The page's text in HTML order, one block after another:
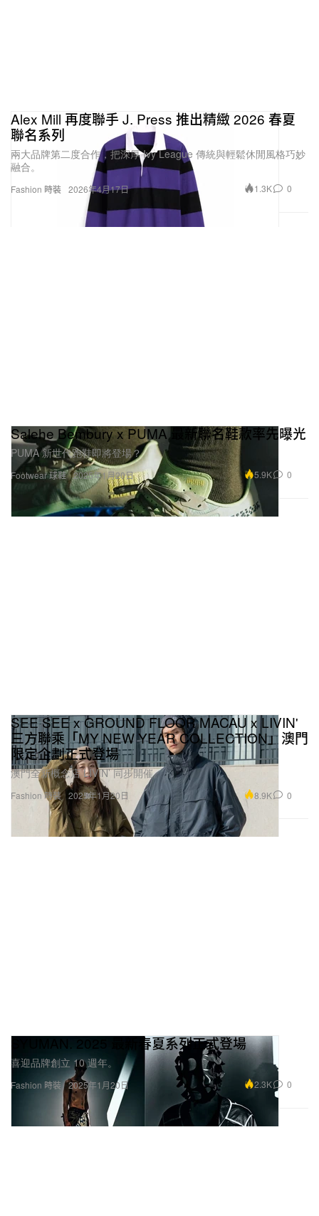
Fashion 時裝
Alex Mill 再度聯手 J. Press 推出精緻 2026 春夏
聯名系列
兩大品牌第二度合作，把深厚 Ivy League 傳統與輕鬆休閒風格巧妙
融合。
2026年4月17日 1.3K 0
Footwear 球鞋
Salehe Bembury x PUMA 最新聯名鞋款率先曝光
PUMA 新世代跑鞋即將登場？
2025年1月20日 5.9K 0
Fashion 時裝
SEE SEE x GROUND FLOOR MACAU x LIVIN'
三方聯乘「MY NEW YEAR COLLECTION」澳門
限定企劃正式登場
澳門全新概念店 LIVIN’ 同步開催。
2025年1月20日 8.9K 0
Fashion 時裝
SYUMAN. 2025 最新春夏系列正式登場
喜迎品牌創立 10 週年。
2025年1月20日 2.3K 0